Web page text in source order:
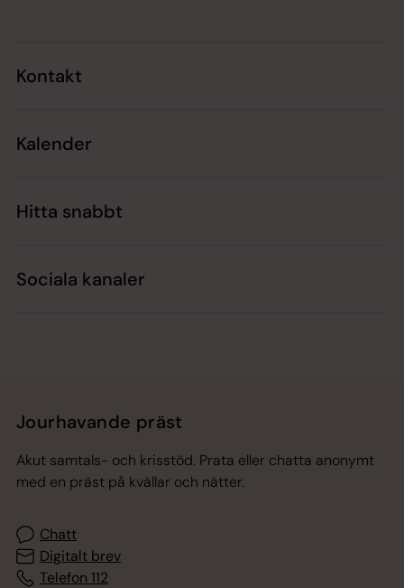
Kontakt
Kalender
Hitta snabbt
Sociala kanaler
Jourhavande präst
Akut samtals- och krisstöd. Prata eller chatta anonymt
med en präst på kvällar och nätter.
Chatt
Digitalt brev
Telefon 112